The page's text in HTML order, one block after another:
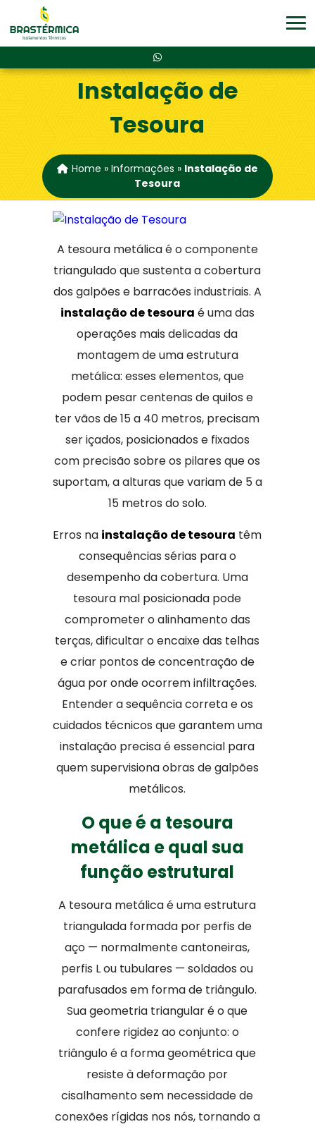
Instalação de
Tesoura
Home » Informações » Instalação de
Tesoura
A tesoura metálica é o componente
triangulado que sustenta a cobertura
dos galpões e barracões industriais. A
instalação de tesoura é uma das
operações mais delicadas da
montagem de uma estrutura
metálica: esses elementos, que
podem pesar centenas de quilos e
ter vãos de 15 a 40 metros, precisam
ser içados, posicionados e fixados
com precisão sobre os pilares que os
suportam, a alturas que variam de 5 a
15 metros do solo.
Erros na instalação de tesoura têm
consequências sérias para o
desempenho da cobertura. Uma
tesoura mal posicionada pode
comprometer o alinhamento das
terças, dificultar o encaixe das telhas
e criar pontos de concentração de
água por onde ocorrem infiltrações.
Entender a sequência correta e os
cuidados técnicos que garantem uma
instalação precisa é essencial para
quem supervisiona obras de galpões
metálicos.
O que é a tesoura
metálica e qual sua
função estrutural
A tesoura metálica é uma estrutura
triangulada formada por perfis de
aço — normalmente cantoneiras,
perfis L ou tubulares — soldados ou
parafusados em forma de triângulo.
Sua geometria triangular é o que
confere rigidez ao conjunto: o
triângulo é a forma geométrica que
resiste à deformação por
cisalhamento sem necessidade de
conexões rígidas nos nós, tornando a